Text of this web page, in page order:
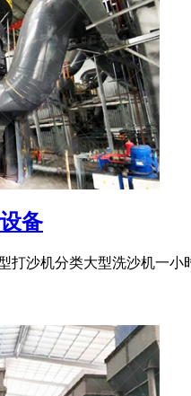
备
打沙机分类大型洗沙机一